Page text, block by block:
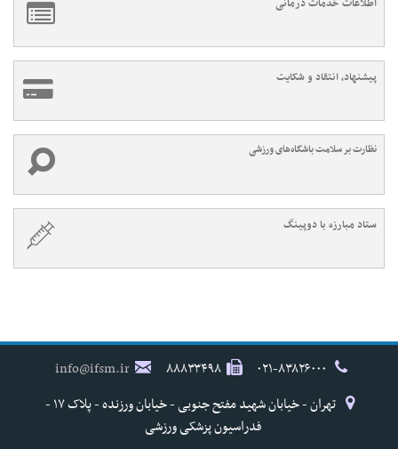
اطلاعات خدمات درمانی
پیشنهاد، انتقاد و شکایت
نظارت بر سلامت باشگاه‌های ورزشی
ستاد مبارزه با دوپینگ
۸۸۸۳۳۴۹۸
info@ifsm.ir
تهران - خیابان شهید مفتح جنوبی - خیابان ورزنده - پلاک ۱۷ -
فدراسیون پزشکی ورزشی